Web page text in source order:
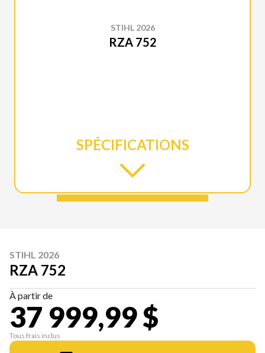
STIHL 2026
RZA 752
SPÉCIFICATIONS
STIHL 2026
RZA 752
À partir de
37 999,99 $
Tous frais inclus